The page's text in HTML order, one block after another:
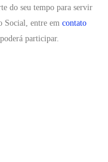
do seu tempo para servir
Social, entre em contato
participar.